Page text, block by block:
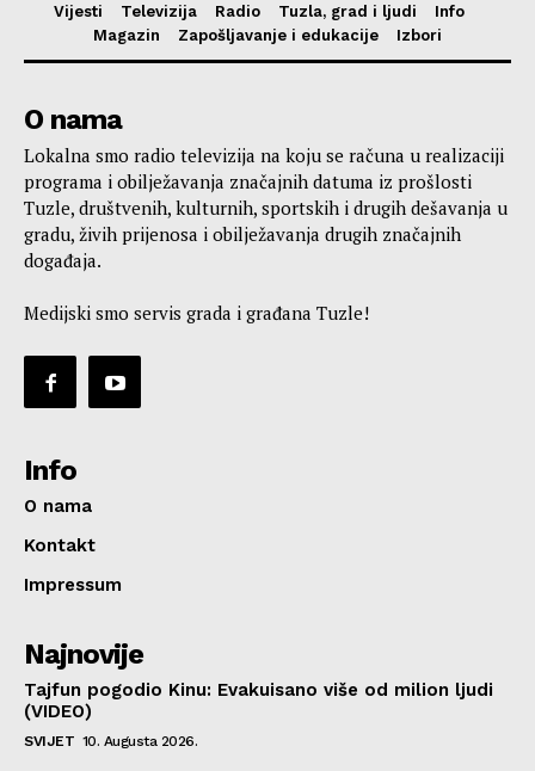
Vijesti Televizija Radio Tuzla, grad i ljudi
Info
Magazin
Zapošljavanje i edukacije Izbori
O nama
Lokalna smo radio televizija na koju se računa u realizaciji
programa i obilježavanja značajnih datuma iz prošlosti
Tuzle, društvenih, kulturnih, sportskih i drugih dešavanja u
gradu, živih prijenosa i obilježavanja drugih značajnih
događaja.
Medijski smo servis grada i građana Tuzle!
Info
O nama
Kontakt
Impressum
Najnovije
Tajfun pogodio Kinu: Evakuisano više od milion ljudi
(VIDEO)
SVIJET 10. Augusta 2026.